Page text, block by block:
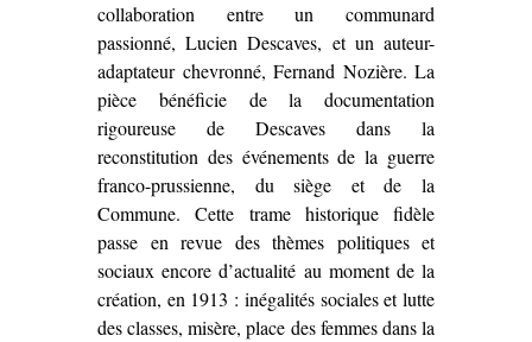
collaboration entre un communard
passionné, Lucien Descaves, et un auteur-
adaptateur chevronné, Fernand Nozière. La
pièce bénéficie de la documentation
rigoureuse de Descaves dans la
reconstitution des événements de la guerre
franco-prussienne, du siège et de la
Commune. Cette trame historique fidèle
passe en revue des thèmes politiques et
sociaux encore d’actualité au moment de la
création, en 1913 : inégalités sociales et lutte
des classes, misère, place des femmes dans la